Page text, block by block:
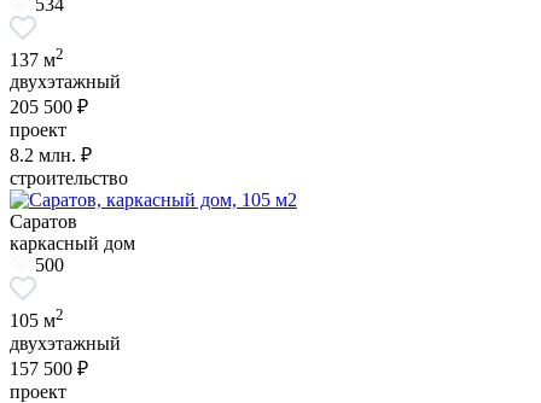
534
137 м2
двухэтажный
205 500 ₽
проект
8.2 млн. ₽
строительство
Саратов
каркасный дом
500
105 м2
двухэтажный
157 500 ₽
проект